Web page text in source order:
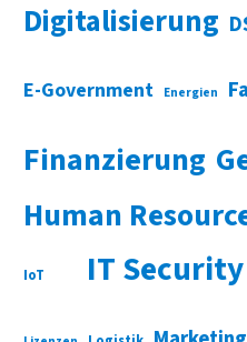
Digitalisierung
E-Government Energien
Finanzierung
Human
IoT IT Security